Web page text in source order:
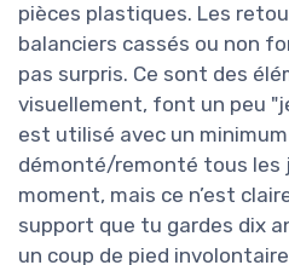
pièces plastiques. Les
balanciers cassés ou non
pas surpris. Ce sont des
visuellement, font un peu
est utilisé avec un
démonté/remonté tous les
moment, mais ce n’est
support que tu gardes dix
un coup de pied